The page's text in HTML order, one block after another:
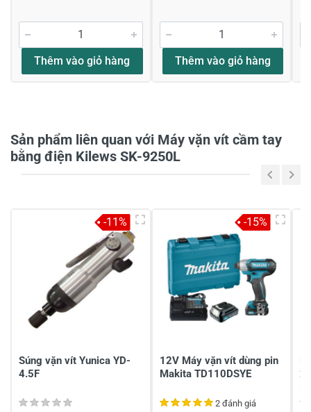
Đánh giá sao
Tiêu đề của nhận xét *
Thêm vào giỏ hàng Thêm vào giỏ hàng
Sản phẩm liên quan với Máy vặn vít cầm tay
bằng điện Kilews SK-9250L
Súng vặn vít Yunica YD-
4.5F
-11%
12V Máy vặn vít dùng pin
Makita TD110DSYE
2 đánh giá
-15%